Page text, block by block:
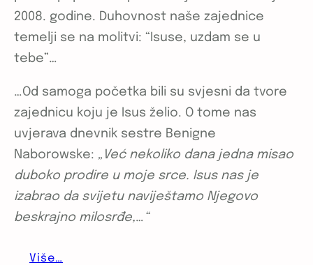
2008. godine. Duhovnost naše zajednice
temelji se na molitvi: “Isuse, uzdam se u
tebe”…
…Od samoga početka bili su svjesni da tvore
zajednicu koju je Isus želio. O tome nas
uvjerava dnevnik sestre Benigne
Naborowske: „Već nekoliko dana jedna misao
duboko prodire u moje srce. Isus nas je
izabrao da svijetu naviještamo Njegovo
beskrajno milosrđe,… “
Više…